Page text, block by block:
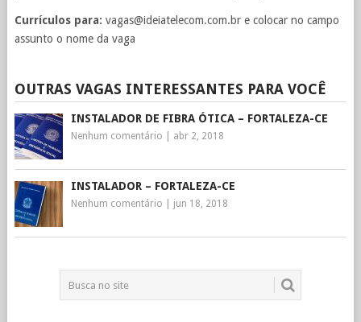
Currículos para: vagas@ideiatelecom.com.bre colocar no campo
assunto o nome da vaga
OUTRAS VAGAS INTERESSANTES PARA VOCÊ
INSTALADOR DE FIBRA ÓTICA – FORTALEZA-CE
Nenhum comentário abr 2, 2018
INSTALADOR – FORTALEZA-CE
Nenhum comentário jun 18, 2018